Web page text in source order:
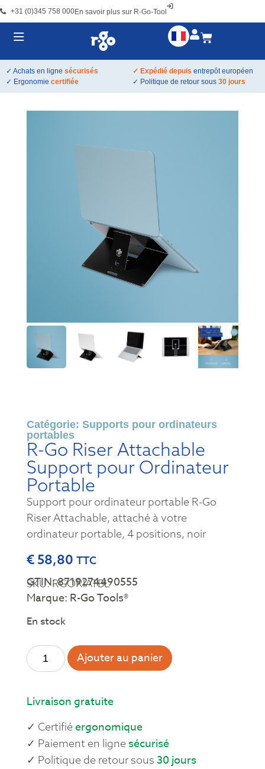
+31 (0)345 758 000En savoir plus sur R-Go-Tool
✓ Achats en ligne sécurisés ✓ Expédié depuis entrepôt européen
✓ Ergonomie certifiée ✓ Politique de retour sous 30 jours
Catégorie: Supports pour ordinateurs
portables
R-Go Riser Attachable
Support pour Ordinateur
Portable
Support pour ordinateur portable R-Go
Riser Attachable, attaché à votre
ordinateur portable, 4 positions, noir
€58,80 TTC
SKU: RGORIATBL
GTIN: 8719274490555
Marque: R-Go Tools®
En stock
Ajouter au panier
Livraison gratuite
✓ Certifiéergonomique
✓ Paiement en ligne sécurisé
✓ Politique de retour sous 30 jours